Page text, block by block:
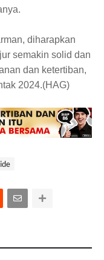
diharapkan
semakin solid dan
dan ketertiban,
2024.(HAG)